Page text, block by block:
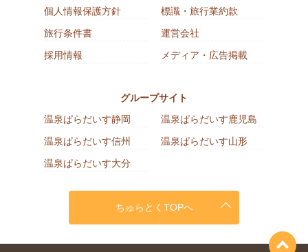
個人情報保護方針
標識・旅行業約款
旅行条件書
運営会社
採用情報
メディア・広告掲載
グループサイト
温泉ぱらだいす静岡
温泉ぱらだいす鹿児島
温泉ぱらだいす信州
温泉ぱらだいす山形
温泉ぱらだいす大分
ちゅらとくTOPへ